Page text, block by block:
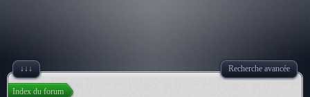
↓↓↓ Recherche avancée
Index du forum